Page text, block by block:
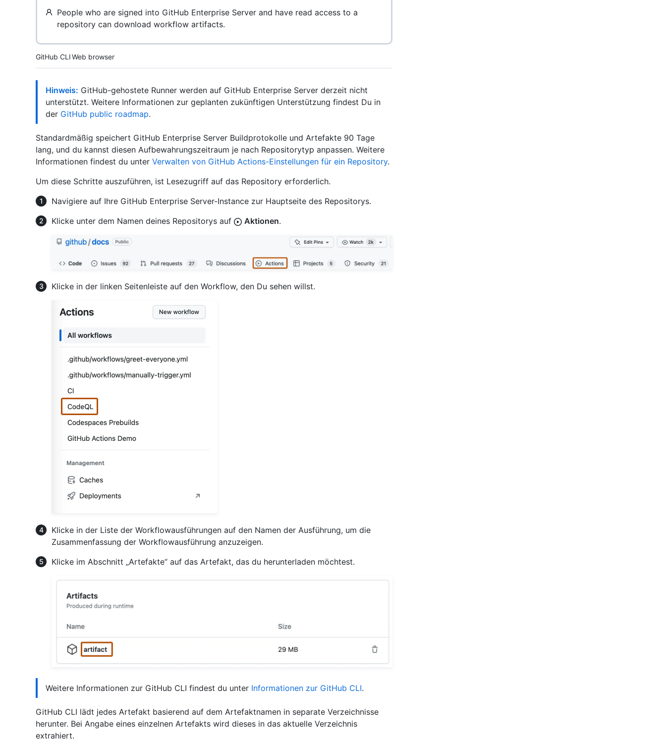
People who are signed into GitHub Enterprise Server and have read access to a
repository can download workflow artifacts.
Tool navigation
GitHub CLIWeb browser
Hinweis: GitHub-gehostete Runner werden auf GitHub Enterprise Server derzeit nicht
unterstützt. Weitere Informationen zur geplanten zukünftigen Unterstützung findest Du in
der GitHub public roadmap.
Standardmäßig speichert GitHub Enterprise Server Buildprotokolle und Artefakte 90 Tage
lang, und du kannst diesen Aufbewahrungszeitraum je nach Repositorytyp anpassen. Weitere
Informationen findest du unter Verwalten von GitHub Actions-Einstellungen für ein Repository.
Um diese Schritte auszuführen, ist Lesezugriff auf das Repository erforderlich.
Navigiere auf Ihre GitHub Enterprise Server-Instance zur Hauptseite des Repositorys.
Klicke unter dem Namen deines Repositorys auf
Aktionen.
Klicke in der linken Seitenleiste auf den Workflow, den Du sehen willst.
Klicke in der Liste der Workflowausführungen auf den Namen der Ausführung, um die
Zusammenfassung der Workflowausführung anzuzeigen.
Klicke im Abschnitt „Artefakte“ auf das Artefakt, das du herunterladen möchtest.
Weitere Informationen zur GitHub CLI findest du unter Informationen zur GitHub CLI.
GitHub CLI lädt jedes Artefakt basierend auf dem Artefaktnamen in separate Verzeichnisse
herunter. Bei Angabe eines einzelnen Artefakts wird dieses in das aktuelle Verzeichnis
extrahiert.